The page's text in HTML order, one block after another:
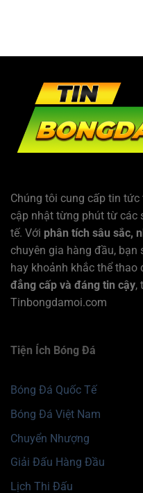
Chúng tôi cung cấp tin tức
cập nhật từng phút từ các
tế. Với phân tích sâu sắc,
chuyên gia hàng đầu, bạn
hay khoảnh khắc thể thao
đẳng cấp và đáng tin cậy,
Tinbongdamoi.com
Tiện Ích Bóng Đá
Bóng Đá Quốc Tế
Bóng Đá Việt Nam
Chuyển Nhượng
Giải Đấu Hàng Đầu
Lịch Thi Đấu